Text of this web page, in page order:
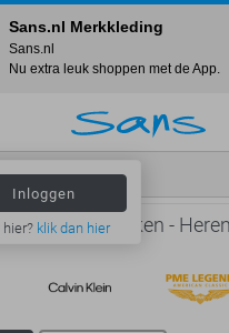
Inloggen
klik dan hier
Zwembroeken - Heren
Sans.nl Merkkleding
Sans.nl
Nu extra leuk shoppen met de App.